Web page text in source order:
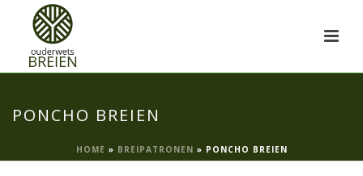
PONCHO BREIEN
HOME » BREIPATRONEN » PONCHO BREIEN